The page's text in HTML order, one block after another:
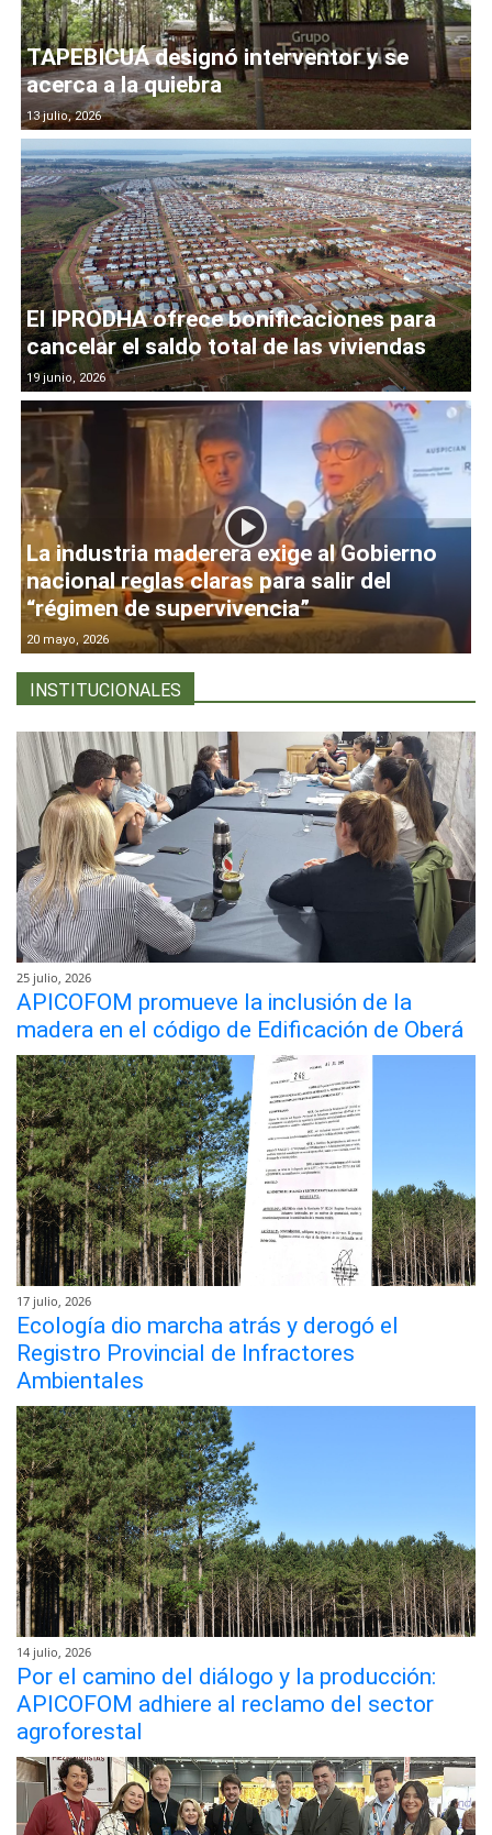
TAPEBICUÁ designó interventor y se
acerca a la quiebra
13 julio, 2026
El IPRODHA ofrece bonificaciones para
cancelar el saldo total de las viviendas
19 junio, 2026
La industria maderera exige al Gobierno
nacional reglas claras para salir del
“régimen de supervivencia”
20 mayo, 2026
INSTITUCIONALES
25 julio, 2026
APICOFOM promueve la inclusión de la
madera en el código de Edificación de Oberá
17 julio, 2026
Ecología dio marcha atrás y derogó el
Registro Provincial de Infractores
Ambientales
14 julio, 2026
Por el camino del diálogo y la producción:
APICOFOM adhiere al reclamo del sector
agroforestal